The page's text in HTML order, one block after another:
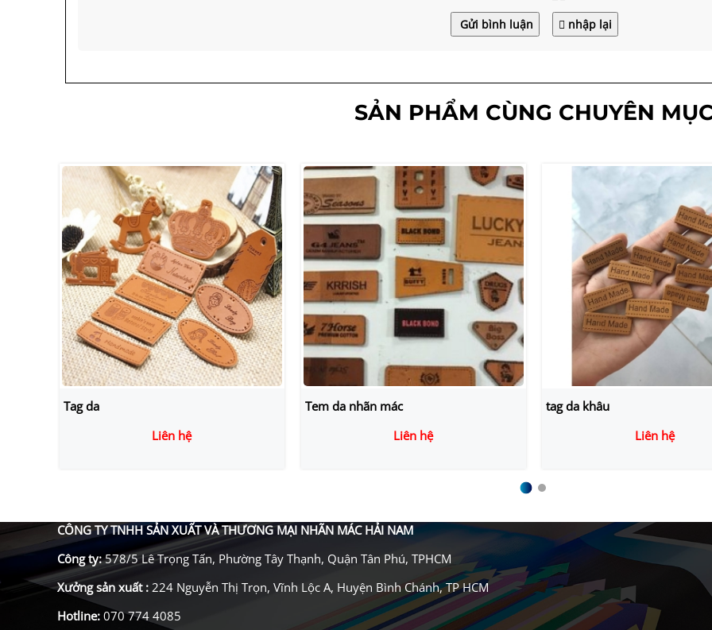
Gửi bình luận nhập lại
SẢN PHẨM CÙNG CHUYÊN
Tem da nhãn mác
Liên hệ
tag da khâu
Liên hệ
Tag da handmade
Liên hệ
CÔNG TY TNHH SẢN XUẤT VÀ THƯƠNG MẠI NHÃN MÁC HẢI NAM
Công ty:578/5 Lê Trọng Tấn, Phường Tây Thạnh, Quận Tân Phú, TPHCM
Xưởng sản xuất : 224 Nguyễn Thị Trọn, Vĩnh Lộc A, Huyện Bình Chánh, TP HCM
Hotline: 070 774 4085